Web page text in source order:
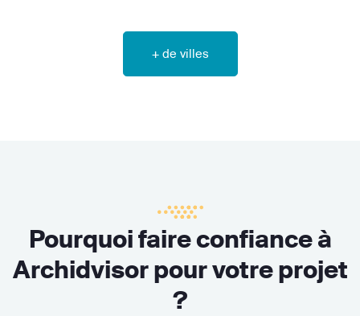
+ de villes
Pourquoi faire confiance à
Archidvisor pour votre projet
?